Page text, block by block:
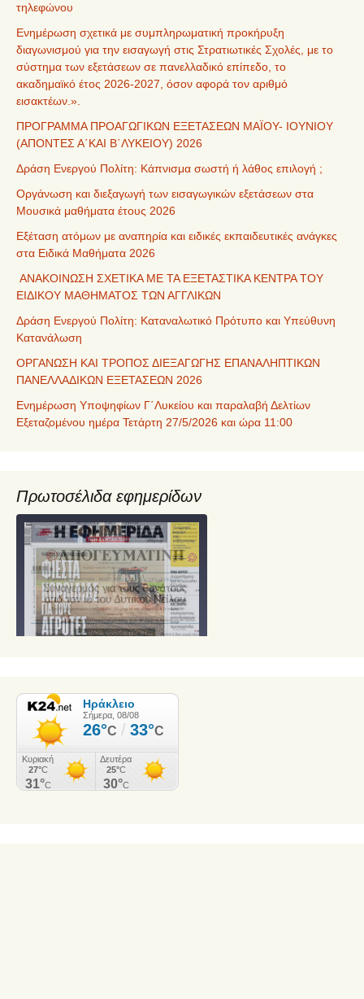
τηλεφώνου
Ενημέρωση σχετικά με συμπληρωματική προκήρυξη
διαγωνισμού για την εισαγωγή στις Στρατιωτικές Σχολές, με το
σύστημα των εξετάσεων σε πανελλαδικό επίπεδο, το
ακαδημαϊκό έτος 2026-2027, όσον αφορά τον αριθμό
εισακτέων.».
ΠΡΟΓΡΑΜΜΑ ΠΡΟΑΓΩΓΙΚΩΝ ΕΞΕΤΑΣΕΩΝ ΜΑΪΟΥ- ΙΟΥΝΙΟΥ
(ΑΠΟΝΤΕΣ Α΄ΚΑΙ Β΄ΛΥΚΕΙΟΥ) 2026
Δράση Ενεργού Πολίτη: Κάπνισμα σωστή ή λάθος επιλογή ;
Οργάνωση και διεξαγωγή των εισαγωγικών εξετάσεων στα
Μουσικά μαθήματα έτους 2026
Εξέταση ατόμων με αναπηρία και ειδικές εκπαιδευτικές ανάγκες
στα Ειδικά Μαθήματα 2026
ΑΝΑΚΟΙΝΩΣΗ ΣΧΕΤΙΚΑ ΜΕ ΤΑ ΕΞΕΤΑΣΤΙΚΑ ΚΕΝΤΡΑ ΤΟΥ
ΕΙΔΙΚΟΥ ΜΑΘΗΜΑΤΟΣ ΤΩΝ ΑΓΓΛΙΚΩΝ
Δράση Ενεργού Πολίτη: Καταναλωτικό Πρότυπο και Υπεύθυνη
Κατανάλωση
ΟΡΓΑΝΩΣΗ ΚΑΙ ΤΡΟΠΟΣ ΔΙΕΞΑΓΩΓΗΣ ΕΠΑΝΑΛΗΠΤΙΚΩΝ
ΠΑΝΕΛΛΑΔΙΚΩΝ ΕΞΕΤΑΣΕΩΝ 2026
Ενημέρωση Υποψηφίων Γ΄Λυκείου και παραλαβή Δελτίων
Εξεταζομένου ημέρα Τετάρτη 27/5/2026 και ώρα 11:00
Πρωτοσέλιδα εφημερίδων